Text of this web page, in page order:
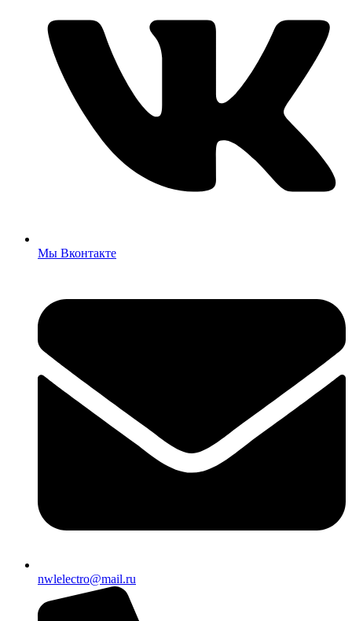
Мы Вконтакте
nwlelectro@mail.ru